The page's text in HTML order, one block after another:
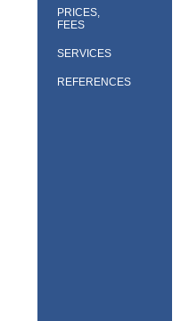
PRICES,
FEES
SERVICES
REFERENCES